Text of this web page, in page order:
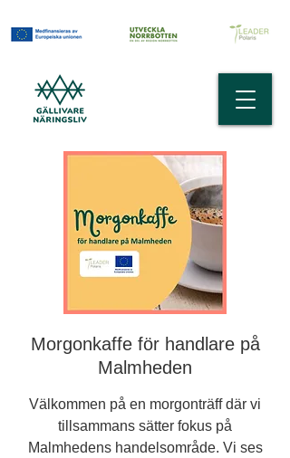
Morgonkaffe för handlare på
Malmheden
Välkommen på en morgonträff där vi
tillsammans sätter fokus på
Malmhedens handelsområde. Vi ses